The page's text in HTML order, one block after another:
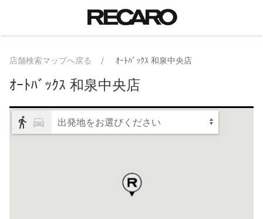
店舗検索マップへ戻る ｵｰﾄﾊﾞｯｸｽ 和泉中央店
ｵｰﾄﾊﾞｯｸｽ 和泉中央店
出発地をお選びください